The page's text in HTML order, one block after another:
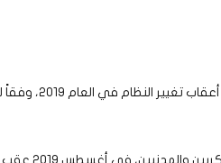
وتعرض النظام العدلي
ووفقاً للوثيقة